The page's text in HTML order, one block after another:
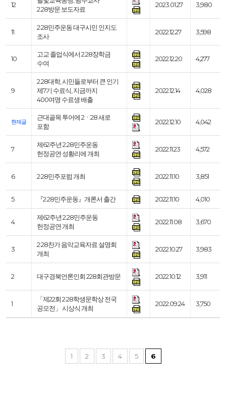
12
2.28방문 보도자료
2023.01.27 3,980
11
2·28민주운동 대구시민 인지도
조사
2022.12.27 3,598
10
고교 졸업식에서 2.28장학금
수여
2022.12.20 4,277
9
2.28대학, 시민들로부터 큰 인기
제7기 수료식, 지금까지
400여명 수료생 배출
2022.12.14 4,028
현재글
근대골목 투어에 2ㆍ28 새로
포함
2022.12.10 4,042
7
제62주년 2.28민주운동
헌정공연 성황리에 개최
2022.11.23 4,572
6 2·28민주포럼 개최 2022.11.10 3,851
5 『2·28민주운동』개론서 출간 2022.11.10 4,010
4
제62주년 2.28민주운동
헌정공연 개최
2022.11.08 3,670
3
2·28찬가 음악교육자료 설명회
개최
2022.10.27 3,983
2 대구경북언론인회 228회관방문 2022.10.12 3,911
1
「제22회 2·28학생문학상 전국
공모전」 시상식 개최
2022.09.24 3,750
1 2 3 4 5 6